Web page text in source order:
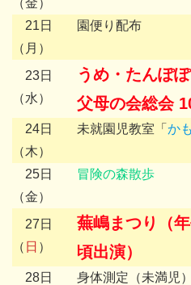
（金）
21日
（月）
園便り配布
23日
（水）
うめ・たんぽ
父母の会総会
24日
（木）
未就園児教室「 か
25日
（金）
冒険の森散歩
27日
（ 日 ）
蕪嶋まつり（
頃出演）
28日
身体測定（未満児）